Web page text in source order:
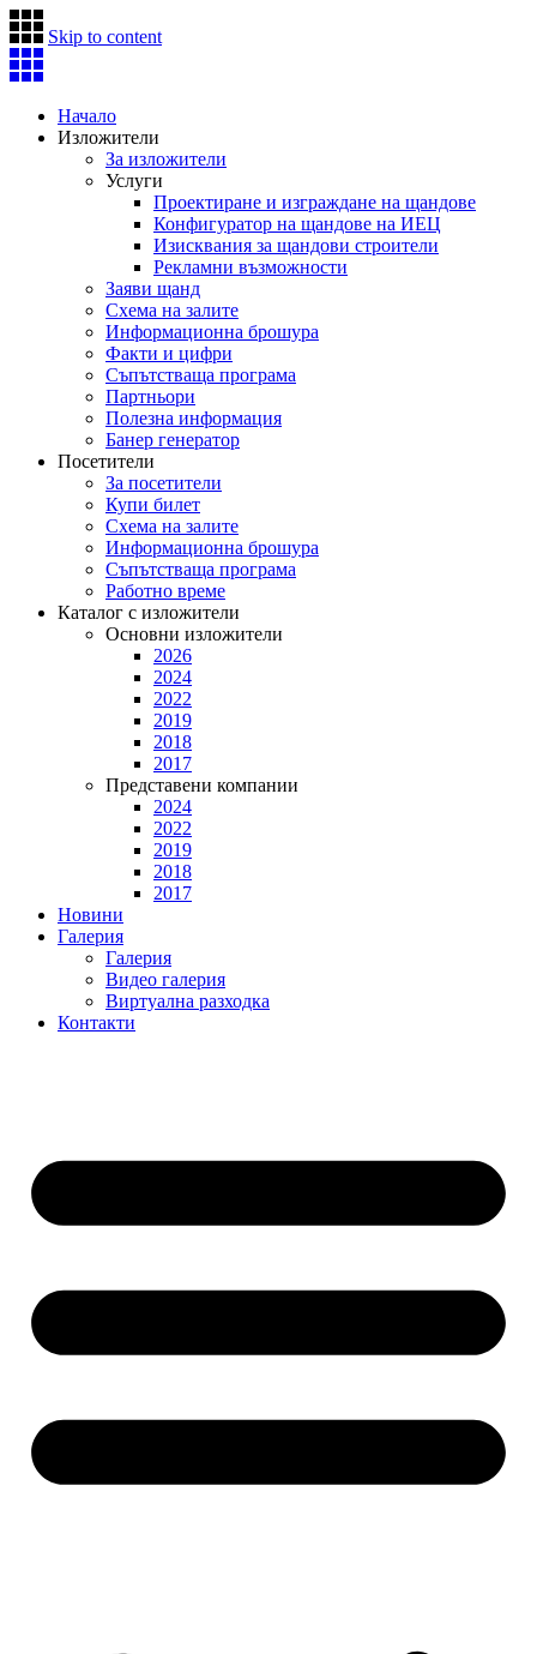
Skip to content
Начало
Изложители
За изложители
Услуги
Проектиране и изграждане на щандове
Конфигуратор на щандове на ИЕЦ
Изисквания за щандови строители
Рекламни възможности
Заяви щанд
Схема на залите
Информационна брошура
Факти и цифри
Съпътстваща програма
Партньори
Полезна информация
Банер генератор
Посетители
За посетители
Купи билет
Схема на залите
Информационна брошура
Съпътстваща програма
Работно време
Каталог с изложители
Основни изложители
2026
2024
2022
2019
2018
2017
Представени компании
2024
2022
2019
2018
2017
Новини
Галерия
Галерия
Видео галерия
Виртуална разходка
Контакти